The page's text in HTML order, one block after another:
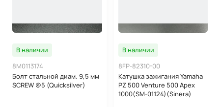
В наличии
8M0113174
Болт стальной диам. 9,5 мм
SCREW @5 (Quicksilver)
В наличии
8FP-82310-00
Катушка зажигания Yamaha
PZ 500 Venture 500 Apex
1000(SM-01124)(Sinera)